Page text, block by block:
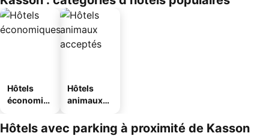
Hôtels
économiq
Hôtels
animaux
Hôtels avec parking à proximité de Kasson